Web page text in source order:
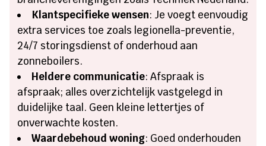
Klantspecifieke wensen: Je voegt eenvoudig
extra services toe zoals legionella-preventie,
24/7 storingsdienst of onderhoud aan
zonneboilers.
Heldere communicatie: Afspraak is
afspraak; alles overzichtelijk vastgelegd in
duidelijke taal. Geen kleine lettertjes of
onverwachte kosten.
Waardebehoud woning: Goed onderhouden